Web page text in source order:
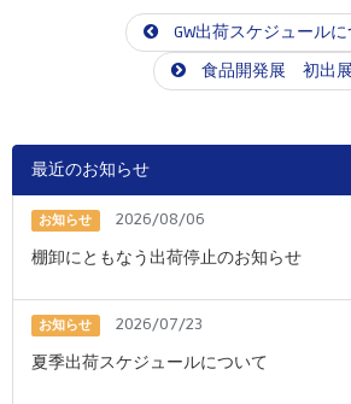
GW出荷スケジュール
食品開発展 初出展
最近のお知らせ
お知らせ
2026/08/06
棚卸にともなう出荷停止のお知らせ
お知らせ
2026/07/23
夏季出荷スケジュールについて